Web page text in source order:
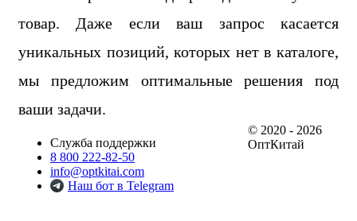
товар. Даже если ваш запрос касается
уникальных позиций, которых нет в каталоге,
мы предложим оптимальные решения под
ваши задачи.
Служба поддержки
8 800 222-82-50
info@optkitai.com
Наш бот в Telegram
© 2020 - 2026
ОптКитай